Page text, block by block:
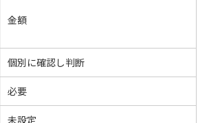
金額
個別に確認し判断
必要
未設定